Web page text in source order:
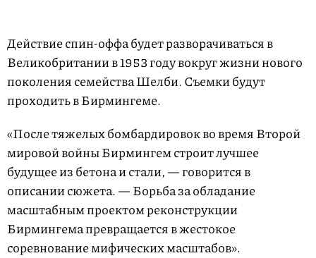
Действие спин-оффа будет разворачиваться в
Великобритании в 1953 году вокруг жизни нового
поколения семейства Шелби. Съемки будут
проходить в Бирмингеме.
«После тяжелых бомбардировок во время Второй
мировой войны Бирмингем строит лучшее
будущее из бетона и стали, — говорится в
описании сюжета. — Борьба за обладание
масштабным проектом реконструкции
Бирмингема превращается в жестокое
соревнование мифических масштабов».